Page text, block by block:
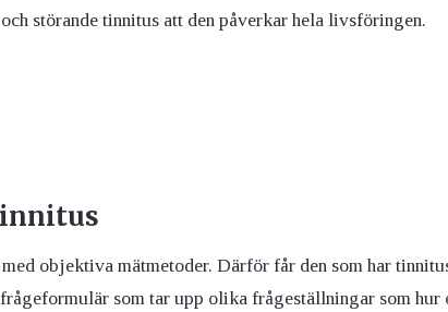
störande tinnitus att den påverkar hela livsföringen.
objektiva mätmetoder. Därför får den som har
som tar upp olika frågeställningar som hur